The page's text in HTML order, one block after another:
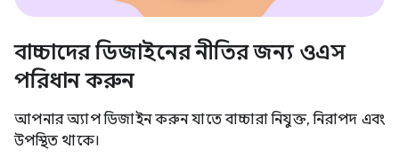
বাচ্চাদের ডিজাইনের নীতির জন্য ওএস
পরিধান করুন
আপনার অ্যাপ ডিজাইন করুন যাতে বাচ্চারা নিযুক্ত, নিরাপদ এবং
উপস্থিত থাকে।